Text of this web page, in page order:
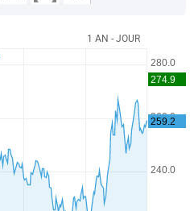
1 AN - JOUR